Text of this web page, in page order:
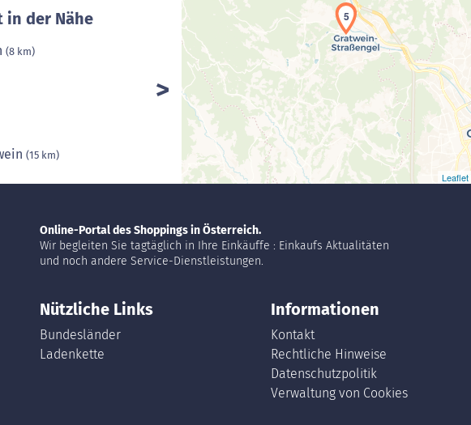
in der Nähe
(8 km)
(15 km)
5
Leaflet
Online-Portal des Shoppings in Österreich.
Wir begleiten Sie tagtäglich in Ihre Einkäuffe : Einkaufs Aktualitäten
und noch andere Service-Dienstleistungen.
Nützliche Links
Bundesländer
Ladenkette
Informationen
Kontakt
Rechtliche Hinweise
Datenschutzpolitik
Verwaltung von Cookies